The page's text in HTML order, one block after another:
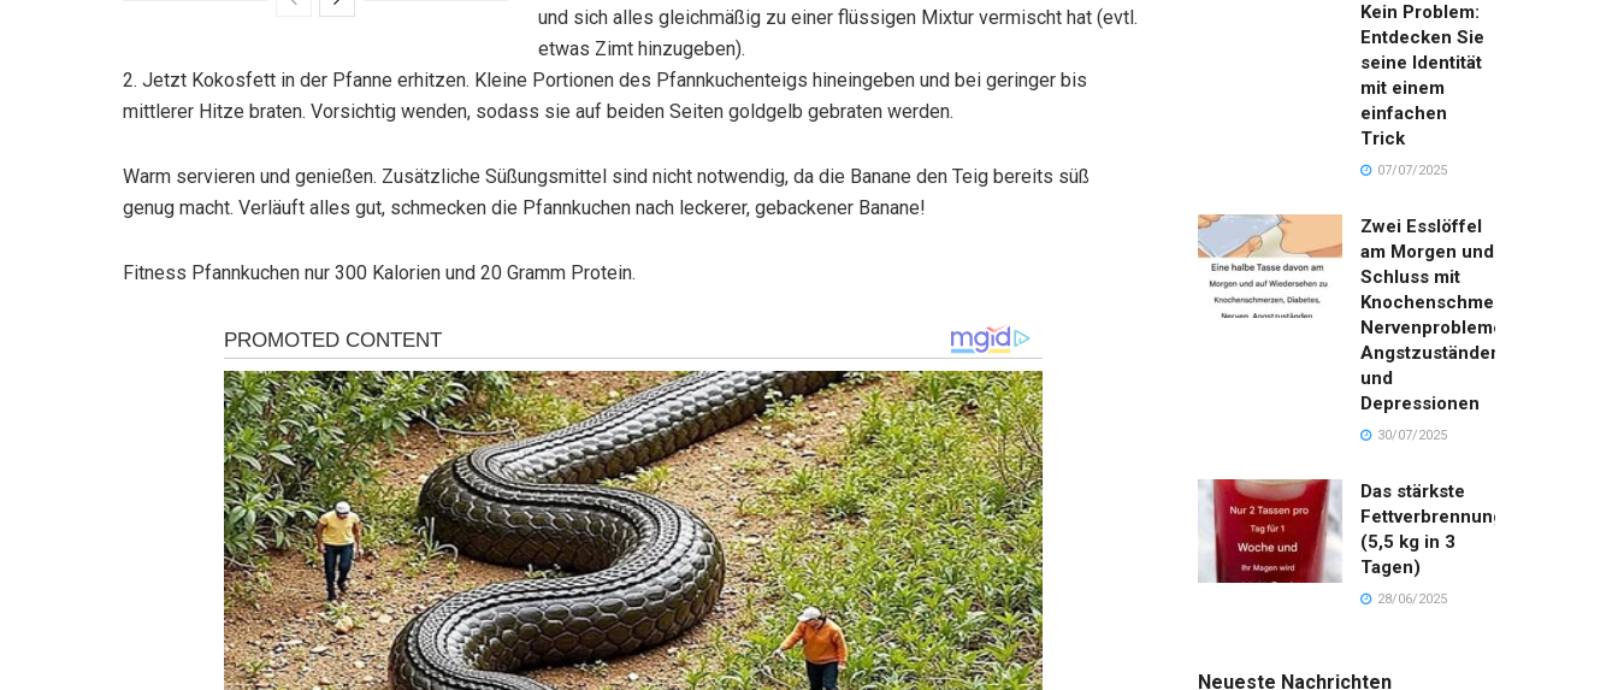
und sich alles gleichmäßig zu einer flüssigen Mixtur vermischt hat (evtl.
etwas Zimt hinzugeben).
2. Jetzt Kokosfett in der Pfanne erhitzen. Kleine Portionen des Pfannkuchenteigs hineingeben und bei geringer bis
mittlerer Hitze braten. Vorsichtig wenden, sodass sie auf beiden Seiten goldgelb gebraten werden.
Warm servieren und genießen. Zusätzliche Süßungsmittel sind nicht notwendig, da die Banane den Teig bereits süß
genug macht. Verläuft alles gut, schmecken die Pfannkuchen nach leckerer, gebackener Banane!
Fitness Pfannkuchen nur 300 Kalorien und 20 Gramm Protein.
Kein Problem:
Entdecken Sie
seine Identität
mit einem
einfachen
Trick
07/07/2025
Zwei Esslöffel
am Morgen und
Schluss mit
Knochenschmerzen,
Nervenproblemen,
Angstzuständen
und
Depressionen
30/07/2025
Das stärkste
Fettverbrennungsgetränk
(5,5 kg in 3
Tagen)
28/06/2025
Neueste Nachrichten